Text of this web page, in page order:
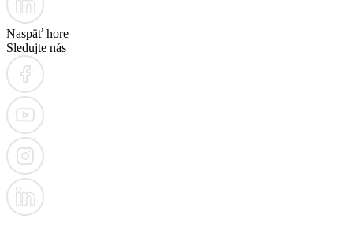
Naspäť hore
Sledujte nás